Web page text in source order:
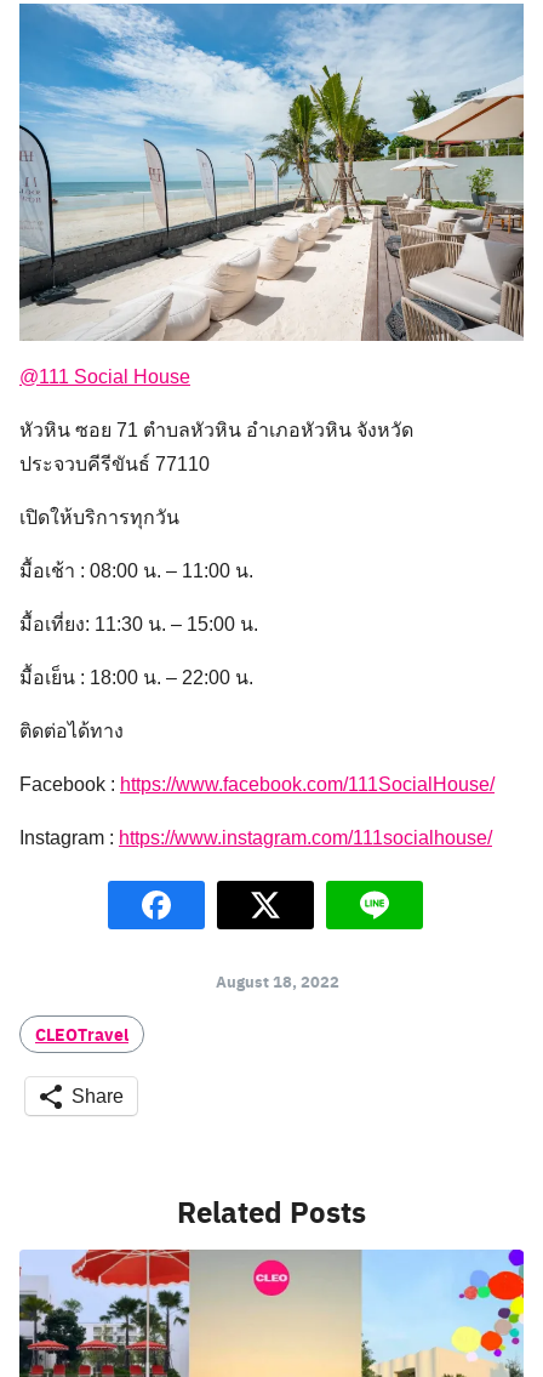
@111 Social House
หัวหิน ซอย 71 ตำบลหัวหิน อำเภอหัวหิน จังหวัด
ประจวบคีรีขันธ์ 77110
เปิดให้บริการทุกวัน
มื้อเช้า : 08:00 น. – 11:00 น.
มื้อเที่ยง: 11:30 น. – 15:00 น.
มื้อเย็น : 18:00 น. – 22:00 น.
ติดต่อได้ทาง
Facebook : https://www.facebook.com/111SocialHouse/
Instagram : https://www.instagram.com/111socialhouse/
August 18, 2022
CLEOTravel
Share
Related Posts